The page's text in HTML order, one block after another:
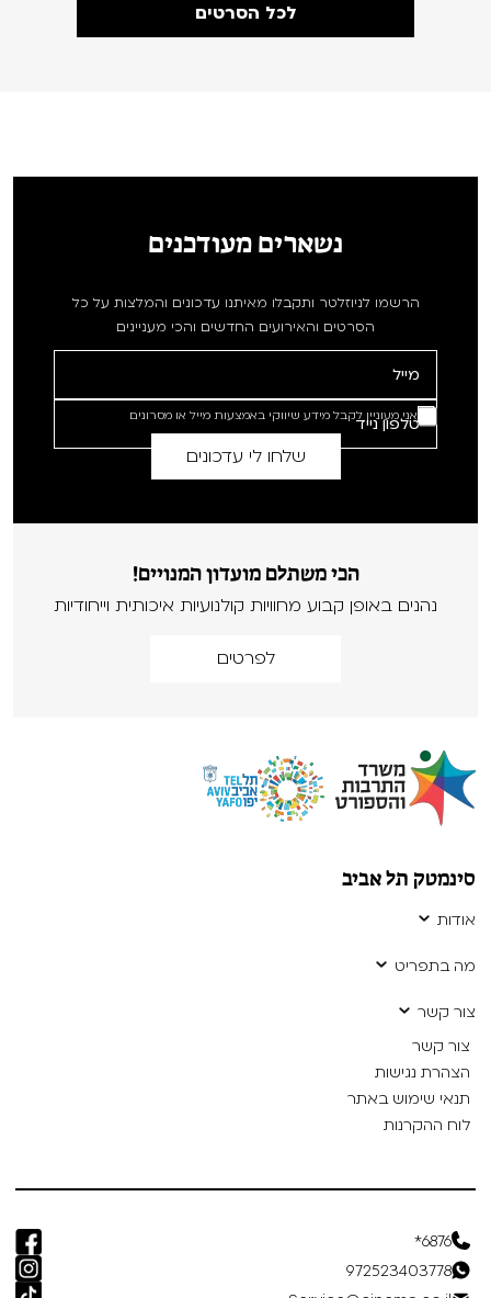
לכל הסרטים
נשארים מעודכנים
הרשמו לניוזלטר ותקבלו מאיתנו עדכונים והמלצות על כל
הסרטים והאירועים החדשים והכי מעניינים
אני מעוניין לקבל מידע שיווקי באמצעות מייל או מסרונים
הכי משתלם מועדון המנויים!
נהנים באופן קבוע מחוויות קולנועיות איכותית וייחודיות
לפרטים
סינמטק תל אביב
אודות
מה בתפריט
צור קשר
צור קשר
הצהרת נגישות
תנאי שימוש באתר
לוח ההקרנות
6876*
972523403778